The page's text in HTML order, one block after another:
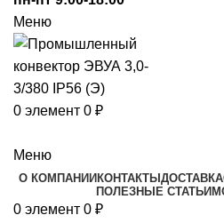
Меню
0 элемент 0 ₽
Меню
О КОМПАНИИ КОНТАКТЫ ДОСТАВКА
ПОЛЕЗНЫЕ СТАТЬИ
0 элемент 0 ₽